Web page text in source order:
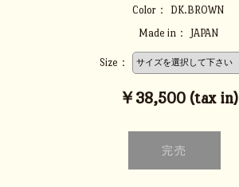
Color：
DK.BROWN
Made in：
JAPAN
Size：
￥38,500 (tax in)